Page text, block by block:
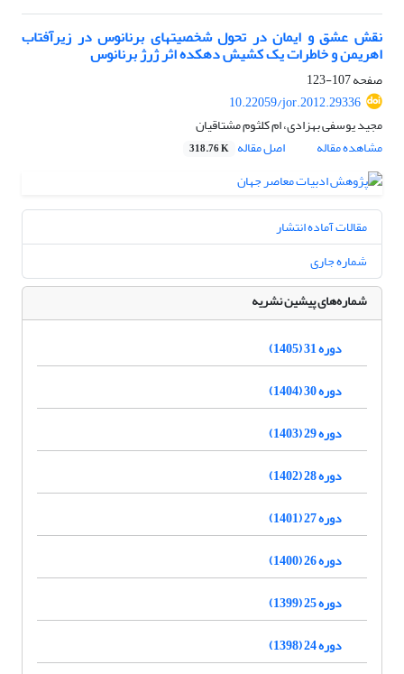
نقش عشق و ایمان در تحول شخصیتهای برنانوس در زیرآفتاب
اهریمن و خاطرات یک کشیش دهکده اثر ژرژ برنانوس
صفحه107-123
10.22059/jor.2012.29336
مجید یوسفی بهزادی، ام کلثوم مشتاقیان
مشاهده مقاله
اصل مقاله 318.76 K
مقالات آماده انتشار
شماره جاری
شماره‌های پیشین نشریه
دوره 31 (1405)
دوره 30 (1404)
دوره 29 (1403)
دوره 28 (1402)
دوره 27 (1401)
دوره 26 (1400)
دوره 25 (1399)
دوره 24 (1398)